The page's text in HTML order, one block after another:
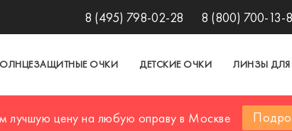
8 (495) 798-02-28 8 (800) 700-13-
ОЧКИ ДЕТСКИЕ ОЧКИ ЛИНЗЫ
лучшую цену на любую оправу в Москве